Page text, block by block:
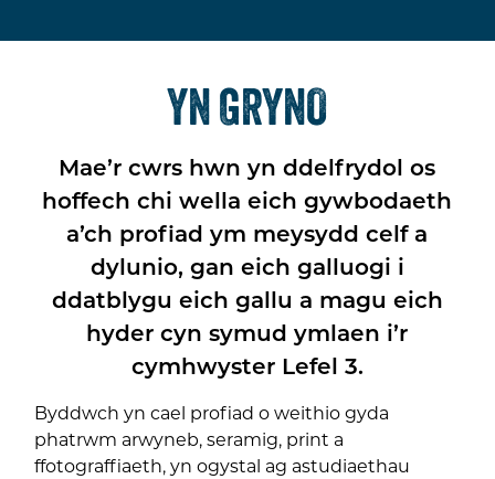
YN GRYNO
Mae’r cwrs hwn yn ddelfrydol os
hoffech chi wella eich gywbodaeth
a’ch profiad ym meysydd celf a
dylunio, gan eich galluogi i
ddatblygu eich gallu a magu eich
hyder cyn symud ymlaen i’r
cymhwyster Lefel 3.
Byddwch yn cael profiad o weithio gyda
phatrwm arwyneb, seramig, print a
ffotograffiaeth, yn ogystal ag astudiaethau